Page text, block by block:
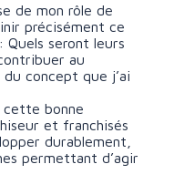
de mon rôle de
précisément ce
Quels seront leurs
au
concept que j’ai
cette bonne
et franchisés
durablement,
permettant d’agir